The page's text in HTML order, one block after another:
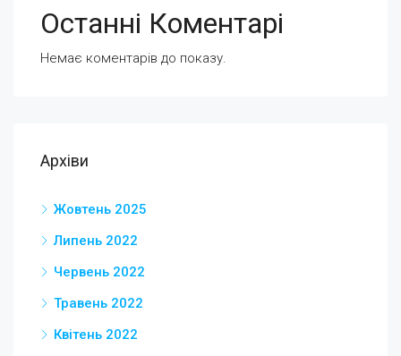
Останні Коментарі
Немає коментарів до показу.
Архіви
Жовтень 2025
Липень 2022
Червень 2022
Травень 2022
Квітень 2022